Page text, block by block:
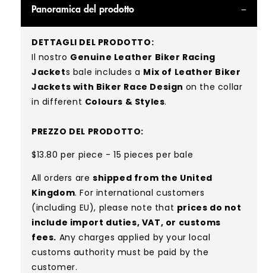
Panoramica del prodotto
DETTAGLI DEL PRODOTTO:
Il nostro Genuine Leather Biker Racing
Jackets bale includes a Mix of Leather Biker
Jackets with Biker Race Design on the collar
in different Colours & Styles.
PREZZO DEL PRODOTTO:
$13.80 per piece - 15 pieces per bale
All orders are shipped from the United
Kingdom. For international customers
(including EU), please note that prices do not
include import duties, VAT, or customs
fees. Any charges applied by your local
customs authority must be paid by the
customer.